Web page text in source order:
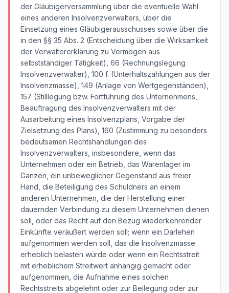
der Gläubigerversammlung über die eventuelle Wahl
eines anderen Insolvenzverwalters, über die
Einsetzung eines Gläubigerausschusses sowie über die
in den §§ 35 Abs. 2 (Entscheidung über die Wirksamkeit
der Verwaltererklärung zu Vermögen aus
selbstständiger Tätigkeit), 66 (Rechnungslegung
Insolvenzverwalter), 100 f. (Unterhaltszahlungen aus der
Insolvenzmasse), 149 (Anlage von Wertgegenständen),
157 (Stilllegung bzw. Fortführung des Unternehmens,
Beauftragung des Insolvenzverwalters mit der
Ausarbeitung eines Insolvenzplans, Vorgabe der
Zielsetzung des Plans), 160 (Zustimmung zu besonders
bedeutsamen Rechtshandlungen des
Insolvenzverwalters, insbesondere, wenn das
Unternehmen oder ein Betrieb, das Warenlager im
Ganzen, ein unbeweglicher Gegenstand aus freier
Hand, die Beteiligung des Schuldners an einem
anderen Unternehmen, die der Herstellung einer
dauernden Verbindung zu diesem Unternehmen dienen
soll, oder das Recht auf den Bezug wiederkehrender
Einkünfte veräußert werden soll; wenn ein Darlehen
aufgenommen werden soll, das die Insolvenzmasse
erheblich belasten würde oder wenn ein Rechtsstreit
mit erheblichem Streitwert anhängig gemacht oder
aufgenommen, die Aufnahme eines solchen
Rechtsstreits abgelehnt oder zur Beilegung oder zur